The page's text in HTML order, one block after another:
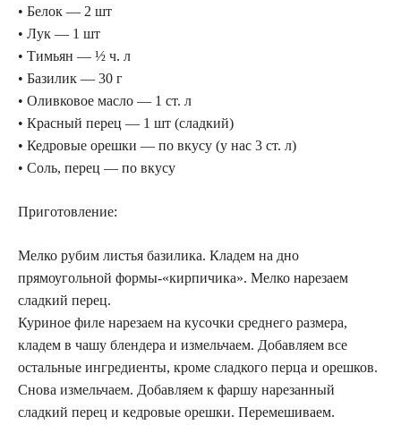
• Белок — 2 шт
• Лук — 1 шт
• Тимьян — ½ ч. л
• Базилик — 30 г
• Оливковое масло — 1 ст. л
• Красный перец — 1 шт (сладкий)
• Кедровые орешки — по вкусу (у нас 3 ст. л)
• Соль, перец — по вкусу
Приготовление:
Мелко рубим листья базилика. Кладем на дно
прямоугольной формы-«кирпичика». Мелко нарезаем
сладкий перец.
Куриное филе нарезаем на кусочки среднего размера,
кладем в чашу блендера и измельчаем. Добавляем все
остальные ингредиенты, кроме сладкого перца и орешков.
Снова измельчаем. Добавляем к фаршу нарезанный
сладкий перец и кедровые орешки. Перемешиваем.